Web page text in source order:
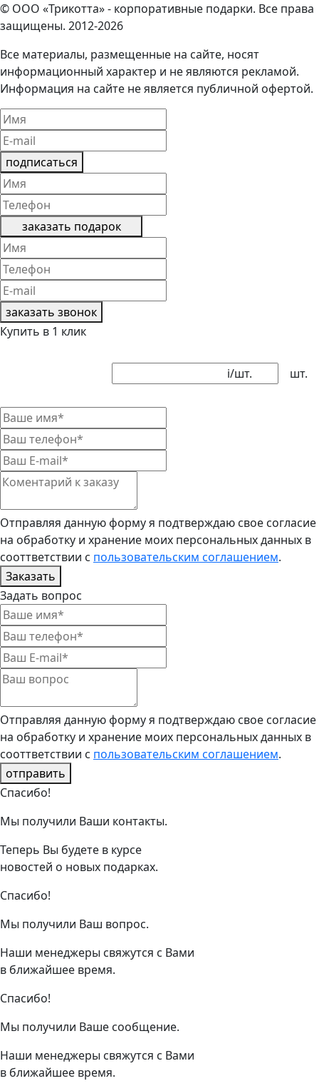
© ООО «Трикотта» - корпоративные подарки. Все права
защищены. 2012-2026
Все материалы, размещенные на сайте, носят
информационный характер и не являются рекламой.
Информация на сайте не является публичной офертой.
подписаться
заказать подарок
заказать звонок
Купить в 1 клик
шт.
i/шт.
Отправляя данную форму я подтверждаю свое согласие
на обработку и хранение моих персональных данных в
сооттветствии с пользовательским соглашением.
Заказать
Задать вопрос
Отправляя данную форму я подтверждаю свое согласие
на обработку и хранение моих персональных данных в
сооттветствии с пользовательским соглашением.
отправить
Спасибо!
Мы получили Ваши контакты.
Теперь Вы будете в курсе
новостей о новых подарках.
Спасибо!
Мы получили Ваш вопрос.
Наши менеджеры свяжутся с Вами
в ближайшее время.
Спасибо!
Мы получили Ваше сообщение.
Наши менеджеры свяжутся с Вами
в ближайшее время.